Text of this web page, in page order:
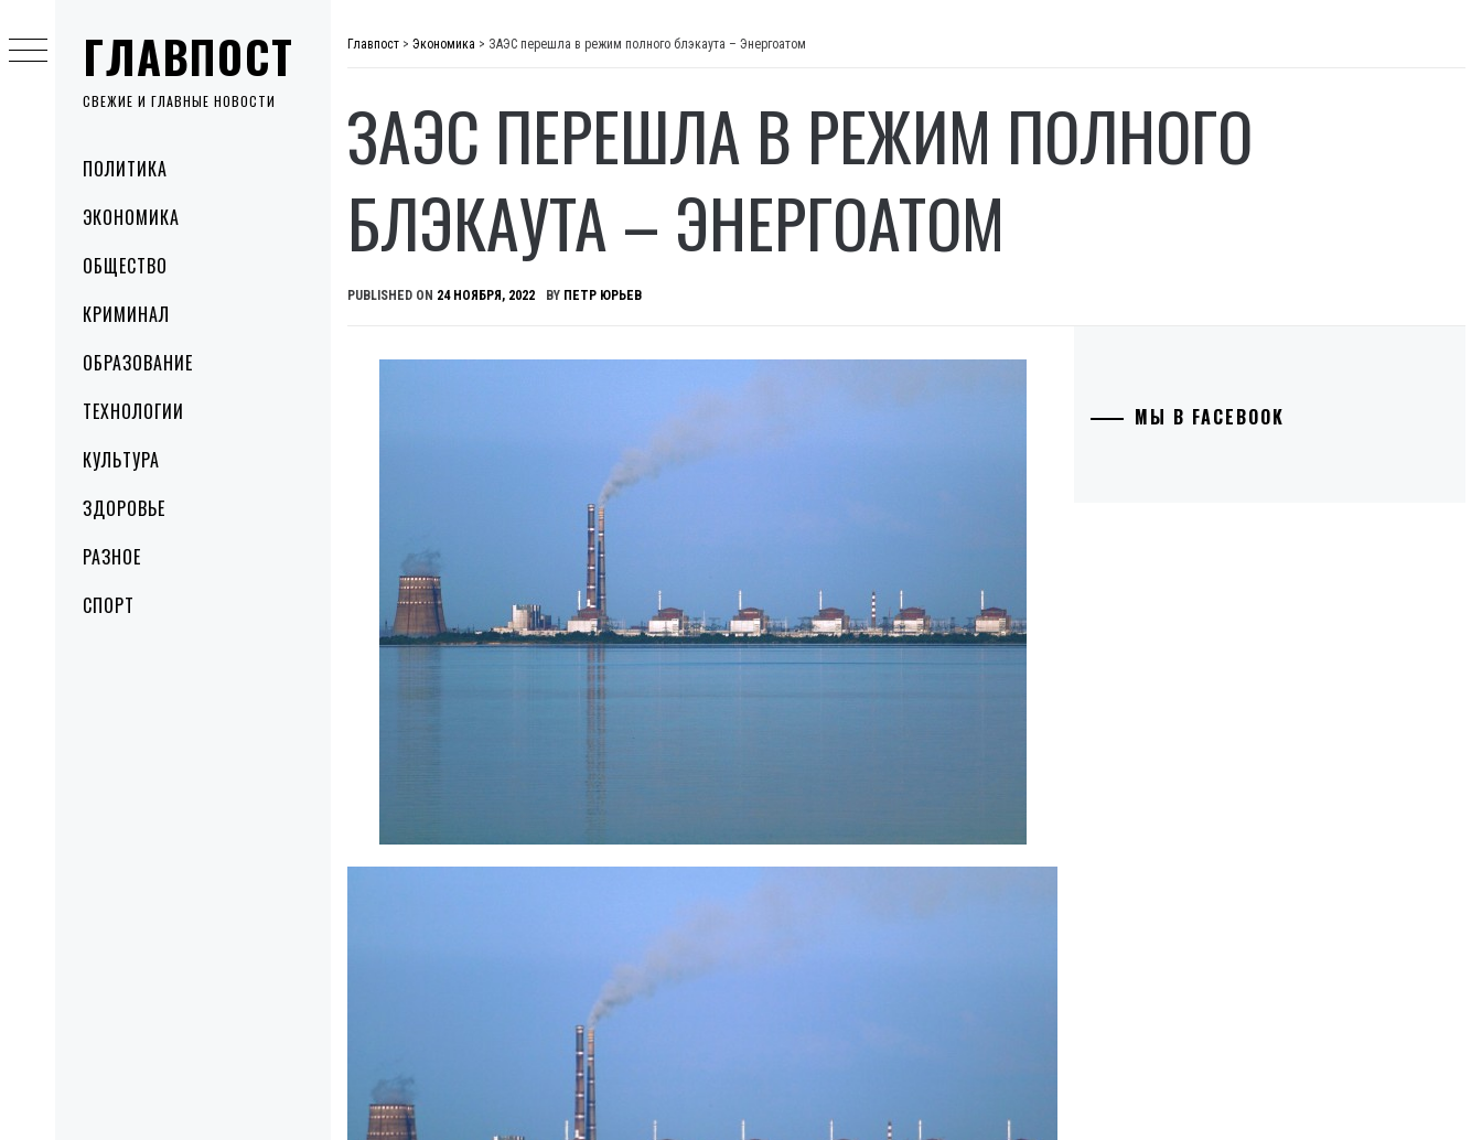
ГЛАВПОСТ
СВЕЖИЕ И ГЛАВНЫЕ НОВОСТИ
MenuПОЛИТИКА
ЭКОНОМИКА
ОБЩЕСТВО
КРИМИНАЛ
ОБРАЗОВАНИЕ
ТЕХНОЛОГИИ
КУЛЬТУРА
ЗДОРОВЬЕ
РАЗНОЕ
СПОРТ
to
content
Главпост > Экономика > ЗАЭС перешла в режим полного блэкаута – Энергоатом
ЗАЭС ПЕРЕШЛА В РЕЖИМ ПОЛНОГО
БЛЭКАУТА – ЭНЕРГОАТОМ
PUBLISHED ON 24 НОЯБРЯ, 2022 BY ПЕТР ЮРЬЕВ
МЫ В FACEBOOK